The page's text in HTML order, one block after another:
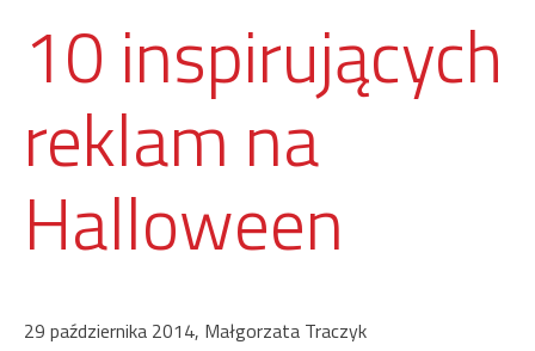
10 inspirujących
reklam na
Halloween
29 października 2014, Małgorzata Traczyk